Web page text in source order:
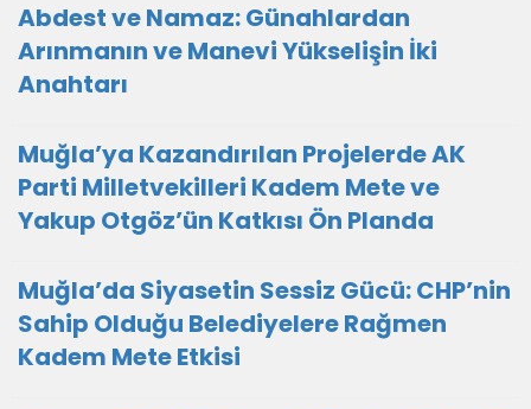
Abdest ve Namaz: Günahlardan
Arınmanın ve Manevi Yükselişin İki
Anahtarı
Muğla’ya Kazandırılan Projelerde AK
Parti Milletvekilleri Kadem Mete ve
Yakup Otgöz’ün Katkısı Ön Planda
Muğla’da Siyasetin Sessiz Gücü: CHP’nin
Sahip Olduğu Belediyelere Rağmen
Kadem Mete Etkisi